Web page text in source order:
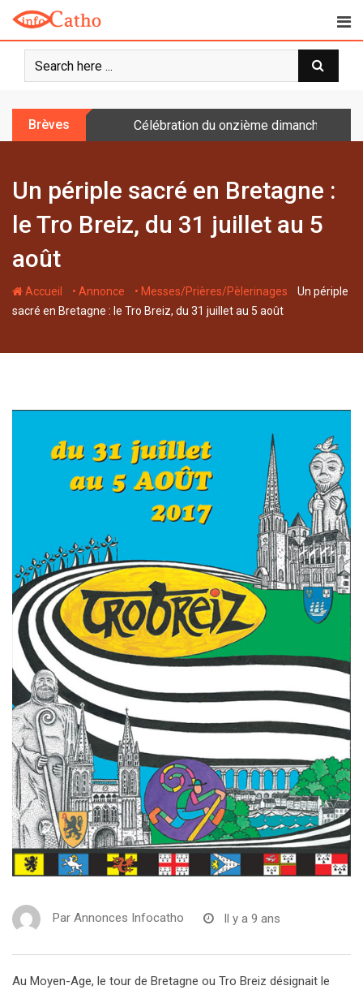
o
Brèves Célébration du onzième dimanche
Un périple sacré en Bretagne :
le Tro Breiz, du 31 juillet au 5
août
Accueil - • Annonce - • Messes/Prières/Pèlerinages -Un périple
sacré en Bretagne : le Tro Breiz, du 31 juillet au 5 août
Par Annonces Infocatho Il y a 9 ans
Au Moyen-Age, le tour de Bretagne ou Tro Breiz désignait le